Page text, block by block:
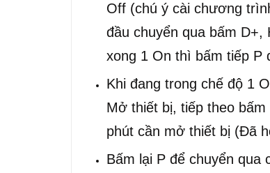
Off (chú ý cài chương
đầu chuyển qua bấm
xong 1 On thì bấm tiếp
Khi đang trong chế độ 1
Mở thiết bị, tiếp theo
phút cần mở thiết bị (Đã
Bấm lại P để chuyển qua